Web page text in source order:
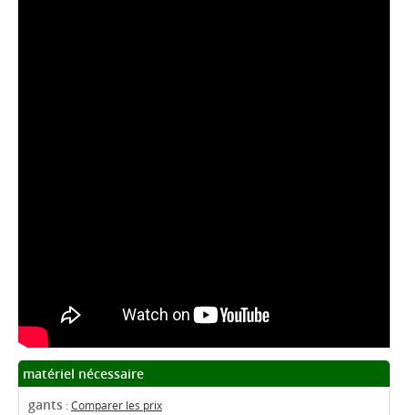
matériel nécessaire
gants :Comparer les prix